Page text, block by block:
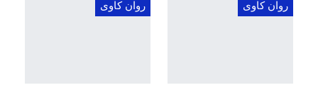
روان کاوی روان کاوی